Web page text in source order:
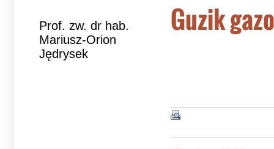
Prof. zw. dr hab.
Mariusz-Orion
Jędrysek
Guzik